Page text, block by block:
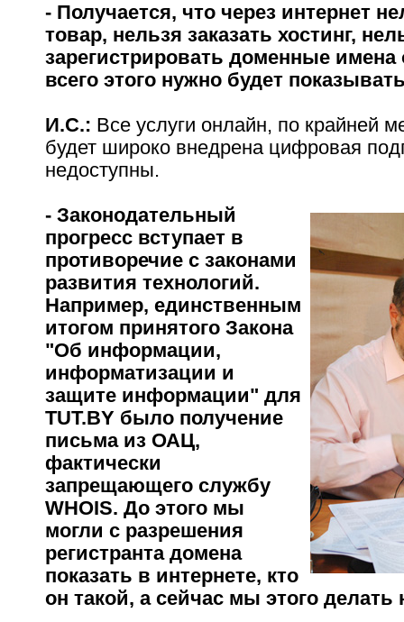
- Получается, что через интернет
товар, нельзя заказать хостинг,
зарегистрировать доменные
всего этого нужно будет
И.С.: Все услуги онлайн, по крайней
будет широко внедрена цифровая
недоступны.
- Законодательный
прогресс вступает в
противоречие с законами
развития технологий.
Например, единственным
итогом принятого Закона
"Об информации,
информатизации и
защите информации" для
TUT.BY было получение
письма из ОАЦ,
фактически
запрещающего службу
WHOIS. До этого мы
могли с разрешения
регистранта домена
показать в интернете, кто
он такой, а сейчас мы этого